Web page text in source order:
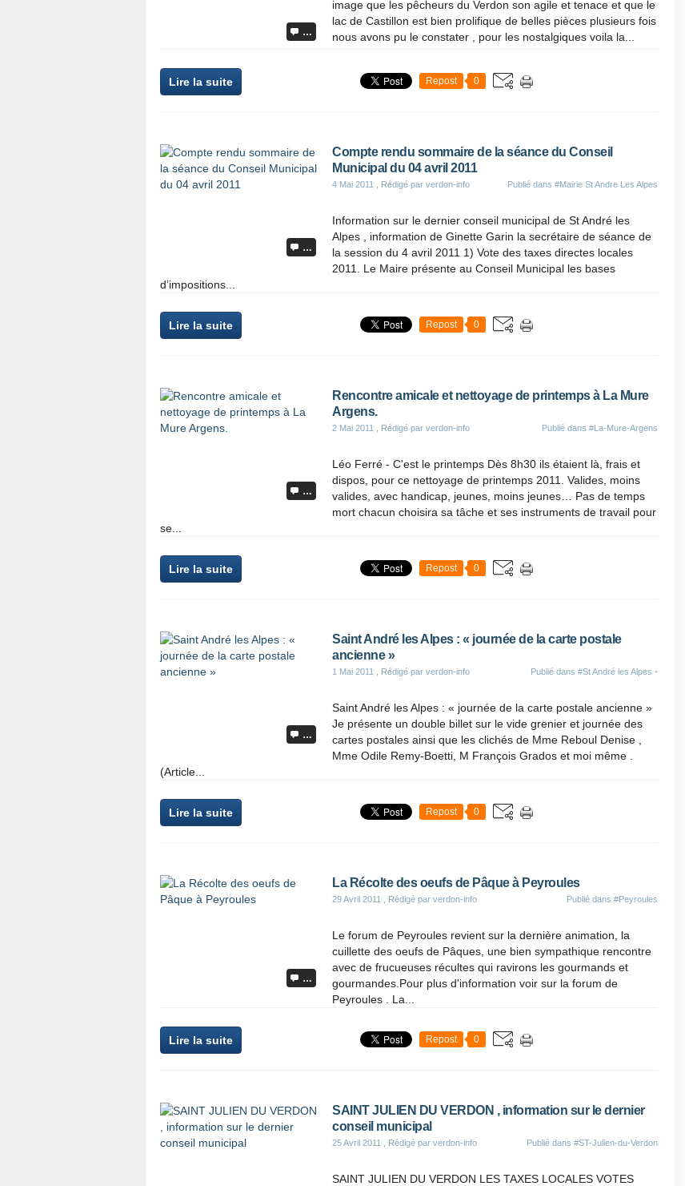
…
image que les pêcheurs du Verdon son agile et tenace et que le
lac de Castillon est bien prolifique de belles pièces plusieurs fois
nous avons pu le constater , pour les nostalgiques voila la...
Lire la suite Repost 0
…
Compte rendu sommaire de la séance du Conseil
Municipal du 04 avril 2011
4 Mai 2011 , Rédigé par verdon-info Publié dans #Mairie St Andre Les Alpes
Information sur le dernier conseil municipal de St André les
Alpes , information de Ginette Garin la secrétaire de séance de
la session du 4 avril 2011 1) Vote des taxes directes locales
2011. Le Maire présente au Conseil Municipal les bases
d’impositions...
Lire la suite Repost 0
…
Rencontre amicale et nettoyage de printemps à La Mure
Argens.
2 Mai 2011 , Rédigé par verdon-info Publié dans #La-Mure-Argens
Léo Ferré - C'est le printemps Dès 8h30 ils étaient là, frais et
dispos, pour ce nettoyage de printemps 2011. Valides, moins
valides, avec handicap, jeunes, moins jeunes… Pas de temps
mort chacun choisira sa tâche et ses instruments de travail pour
se...
Lire la suite Repost 0
…
Saint André les Alpes : « journée de la carte postale
ancienne »
1 Mai 2011 , Rédigé par verdon-info Publié dans #St André les Alpes -
Saint André les Alpes : « journée de la carte postale ancienne »
Je présente un double billet sur le vide grenier et journée des
cartes postales ainsi que les clichés de Mme Reboul Denise ,
Mme Odile Remy-Boetti, M François Grados et moi même .
(Article...
Lire la suite Repost 0
…
La Récolte des oeufs de Pâque à Peyroules
29 Avril 2011 , Rédigé par verdon-info Publié dans #Peyroules
Le forum de Peyroules revient sur la dernière animation, la
cuillette des oeufs de Pâques, une bien sympathique rencontre
avec de frucueuses récultes qui ravirons les gourmands et
gourmandes.Pour plus d'information voir sur la forum de
Peyroules . La...
Lire la suite Repost 0
SAINT JULIEN DU VERDON , information sur le dernier
conseil municipal
25 Avril 2011 , Rédigé par verdon-info Publié dans #ST-Julien-du-Verdon
SAINT JULIEN DU VERDON LES TAXES LOCALES VOTES